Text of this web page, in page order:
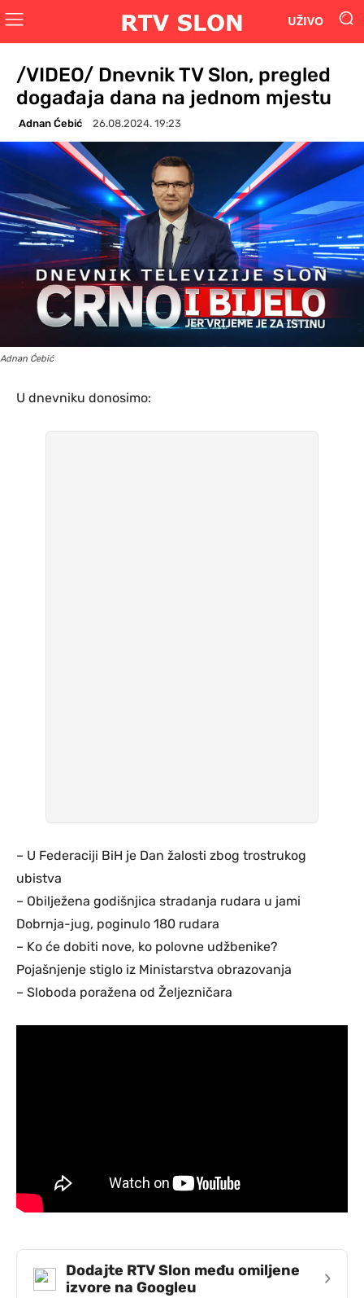
UŽIVO
/VIDEO/ Dnevnik TV Slon, pregled
događaja dana na jednom mjestu
Adnan Ćebić 26.08.2024. 19:23
Adnan Ćebić
U dnevniku donosimo:
– U Federaciji BiH je Dan žalosti zbog trostrukog
ubistva
– Obilježena godišnjica stradanja rudara u jami
Dobrnja-jug, poginulo 180 rudara
– Ko će dobiti nove, ko polovne udžbenike?
Pojašnjenje stiglo iz Ministarstva obrazovanja
– Sloboda poražena od Željezničara
Dodajte RTV Slon među omiljene
izvore na Googleu
›